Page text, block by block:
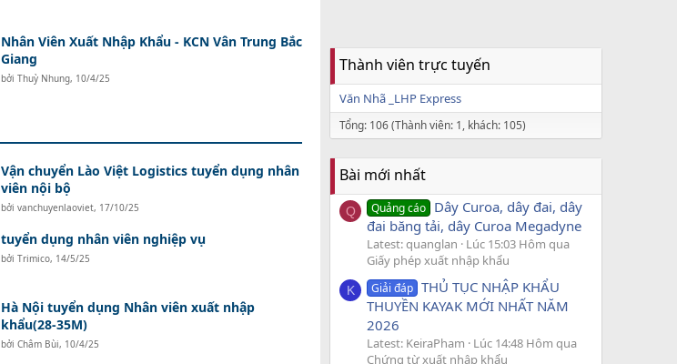
Nhân Viên Xuất Nhập Khẩu - KCN Vân Trung Bắc
Giang
bởi Thuỳ Nhung, 10/4/25
Vận chuyển Lào Việt Logistics tuyển dụng nhân
viên nội bộ
bởi vanchuyenlaoviet, 17/10/25
tuyển dụng nhân viên nghiệp vụ
bởi Trimico, 14/5/25
Hà Nội tuyển dụng Nhân viên xuất nhập
khẩu(28-35M)
bởi Châm Bùi, 10/4/25
Thành viên trực tuyến
Văn Nhã _LHP Express
Tổng: 106 (Thành viên: 1, khách: 105)
Bài mới nhất
Q Quảng cáo Dây Curoa, dây đai, dây
đai băng tải, dây Curoa Megadyne
Latest: quanglan
Lúc 15:03 Hôm qua
Giấy phép xuất nhập khẩu
K Giải đáp THỦ TỤC NHẬP KHẨU
THUYỀN KAYAK MỚI NHẤT NĂM
2026
Latest: KeiraPham
Lúc 14:48 Hôm qua
Chứng từ xuất nhập khẩu